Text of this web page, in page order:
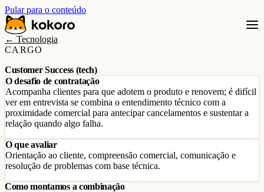
Pular para o conteúdo
← Tecnologia
CARGO
Customer Success (tech)
O desafio de contratação
Acompanha clientes para que adotem o produto e renovem; é difícil
ver em entrevista se combina o entendimento técnico com a
proximidade comercial para antecipar cancelamentos e sustentar a
relação quando algo falha.
O que avaliar
Orientação ao cliente, compreensão comercial, comunicação e
resolução de problemas com base técnica.
Como montamos a combinação